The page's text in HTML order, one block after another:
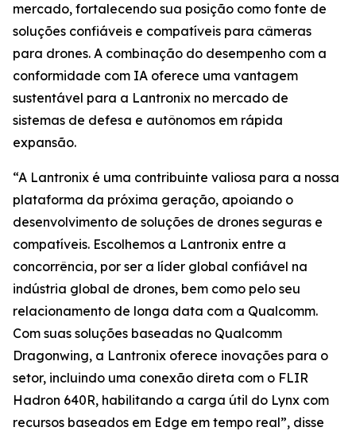
mercado, fortalecendo sua posição como fonte de
soluções confiáveis e compatíveis para câmeras
para drones. A combinação do desempenho com a
conformidade com IA oferece uma vantagem
sustentável para a Lantronix no mercado de
sistemas de defesa e autônomos em rápida
expansão.
“A Lantronix é uma contribuinte valiosa para a nossa
plataforma da próxima geração, apoiando o
desenvolvimento de soluções de drones seguras e
compatíveis. Escolhemos a Lantronix entre a
concorrência, por ser a líder global confiável na
indústria global de drones, bem como pelo seu
relacionamento de longa data com a Qualcomm.
Com suas soluções baseadas no Qualcomm
Dragonwing, a Lantronix oferece inovações para o
setor, incluindo uma conexão direta com o FLIR
Hadron 640R, habilitando a carga útil do Lynx com
recursos baseados em Edge em tempo real”, disse